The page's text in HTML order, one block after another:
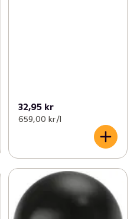
32,95 kr
659,00 kr /l